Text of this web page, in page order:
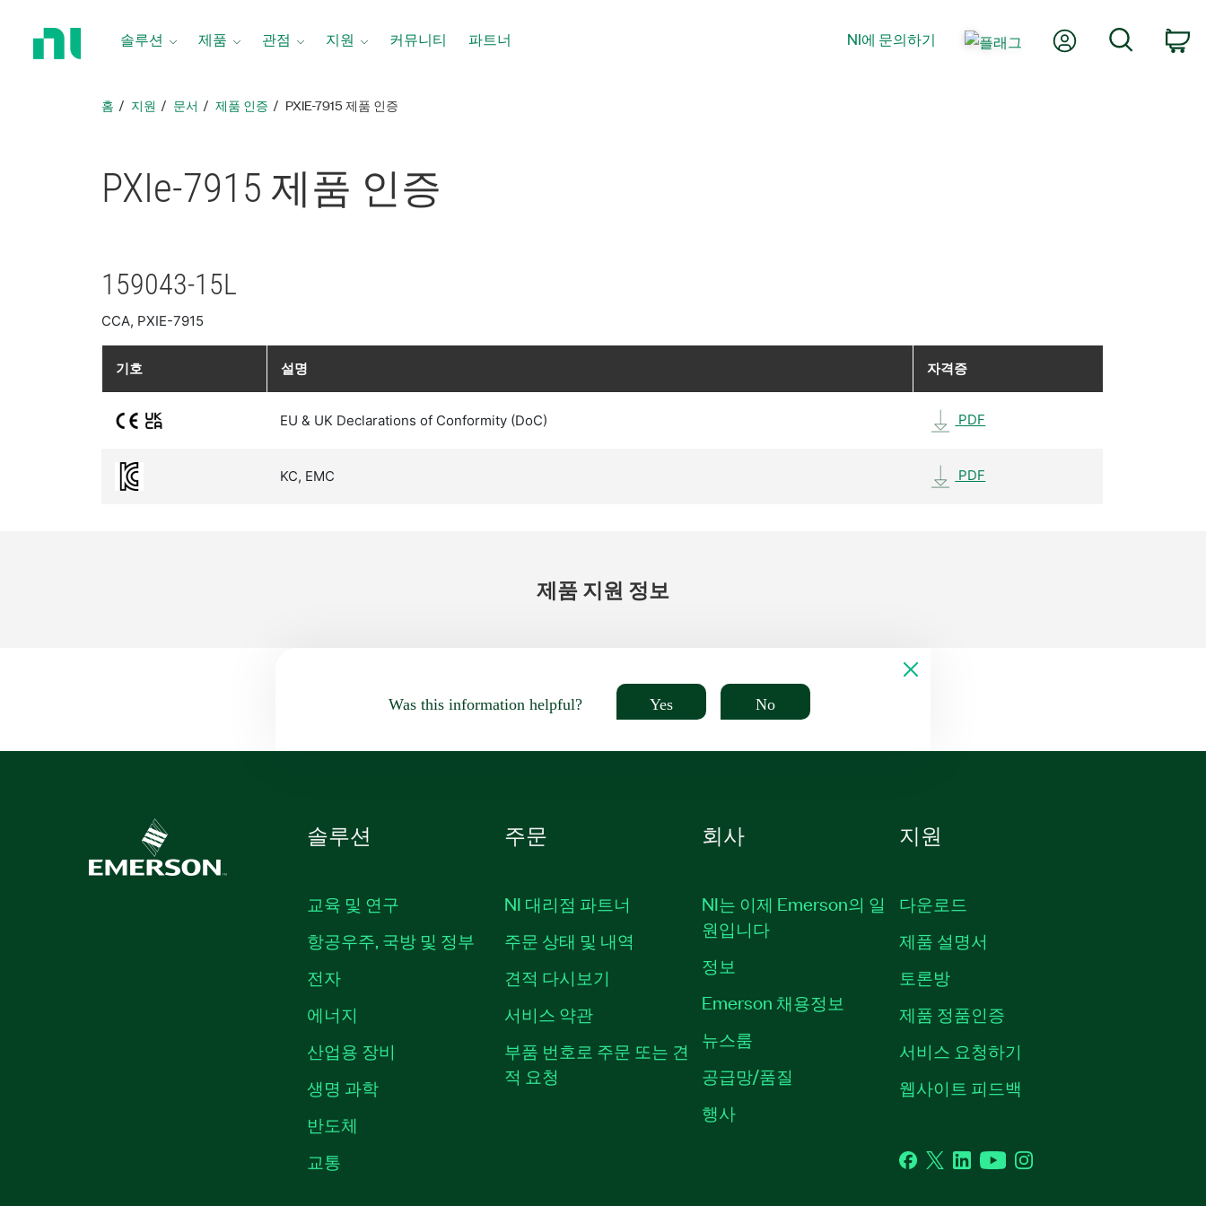
솔루션 제품 관점 지원 커뮤니티 파트너 NI에 문의하기 내 계정
홈 지원 문서 제품 인증 PXIE-7915 제품 인증
PXIe-7915 제품 인증
159043-15L
CCA, PXIE-7915
기호 설명 자격증
EU & UK Declarations of Conformity (DoC) PDF
KC, EMC PDF
제품 지원 정보
Was this information helpful? Yes No
솔루션
교육 및 연구
항공우주, 국방 및 정부
전자
에너지
산업용 장비
생명 과학
반도체
교통
주문
NI 대리점 파트너
주문 상태 및 내역
견적 다시보기
서비스 약관
부품 번호로 주문 또는 견
적 요청
회사
NI는 이제 Emerson의 일
원입니다
정보
Emerson 채용정보
뉴스룸
공급망/품질
행사
지원
다운로드
제품 설명서
토론방
제품 정품인증
서비스 요청하기
웹사이트 피드백
Facebook
TwitterLinkedInYouTubeInstagram